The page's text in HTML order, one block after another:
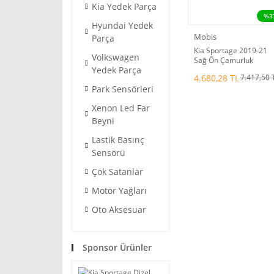
Kia Yedek Parça
Hyundai Yedek
Parça
Volkswagen
Yedek Parça
Park Sensörleri
Xenon Led Far
Beyni
Lastik Basınç
Sensörü
Çok Satanlar
Motor Yağları
Oto Aksesuar
Sponsor Ürünler
Mobis
Kia Sportage 2019-21
Sağ Ön Çamurluk
Mobis.86812-F1500
4.680,28 TL7.417,50